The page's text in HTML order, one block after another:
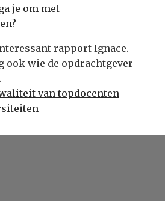
je om met
rapport Ignace.
ook wie de opdrachtgever
van topdocenten